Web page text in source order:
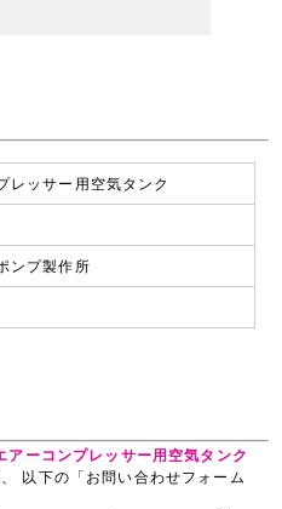
レッサー用空気タンク
ンプ製作所
アーコンプレッサー用空気タンク
以下の「お問い合わせフォーム